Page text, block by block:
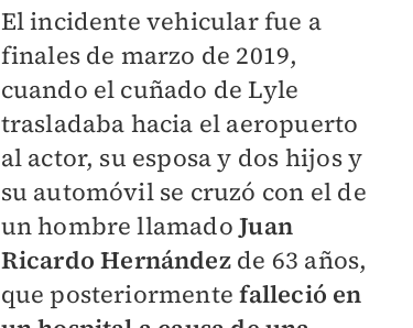
El incidente vehicular fue a
finales de marzo de 2019,
cuando el cuñado de Lyle
trasladaba hacia el aeropuerto
al actor, su esposa y dos hijos y
su automóvil se cruzó con el de
un hombre llamadoJuan
Ricardo Hernández de 63 años,
que posteriormentefalleció en